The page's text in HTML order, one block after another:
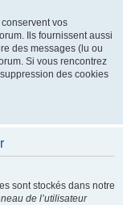
vos
Ils fournissent aussi
des messages (lu ou
Si vous rencontrez
des cookies
sont stockés dans notre
de l’utilisateur